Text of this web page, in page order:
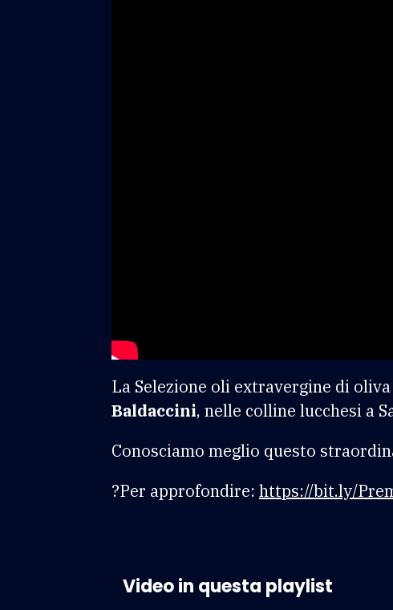
La Selezione oli extravergine di oliva
Baldaccini, nelle colline lucchesi a
Conosciamo meglio questo
?Per approfondire: https://bit.ly/
Video in questa playlist